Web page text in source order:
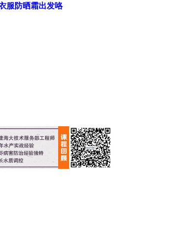
服防晒霜出发咯